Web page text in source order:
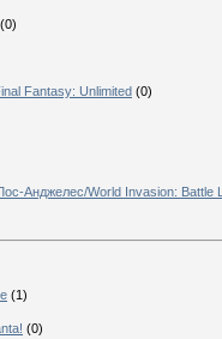
(0)
Fantasy: Unlimited (0)
Анджелес/World Invasion: Battle
(1)
(0)